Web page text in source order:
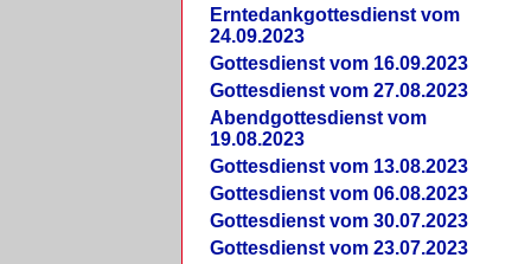
Erntedankgottesdienst vom
24.09.2023
Gottesdienst vom 16.09.2023
Gottesdienst vom 27.08.2023
Abendgottesdienst vom
19.08.2023
Gottesdienst vom 13.08.2023
Gottesdienst vom 06.08.2023
Gottesdienst vom 30.07.2023
Gottesdienst vom 23.07.2023